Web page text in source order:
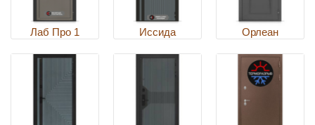
Лаб Про 1 Иссида Орлеан